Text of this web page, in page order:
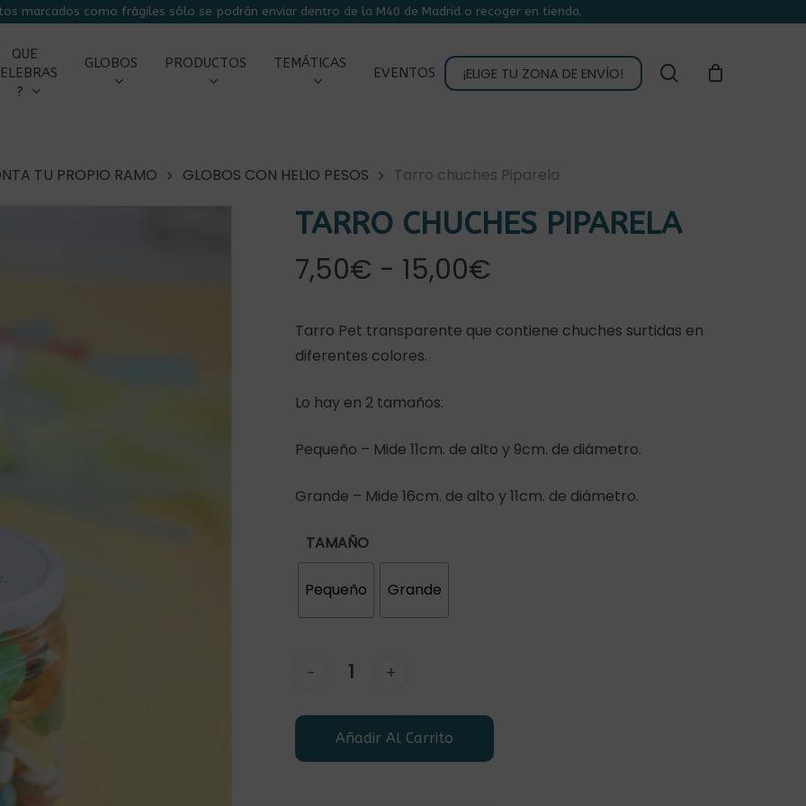
marcados como frágiles sólo se podrán enviar dentro de la M40 de Madrid o recoger en tienda.
QUE
?
GLOBOS PRODUCTOS TEMÁTICAS
EVENTOS ¡ELIGE TU ZONA DE ENVÍO! buscar
TU PROPIO RAMO GLOBOS CON HELIO PESOS Tarro chuches Piparela
TARRO CHUCHES PIPARELA
7,50€ - 15,00€
precios:
Tarro Pet transparente que contiene chuches surtidas en
diferentes colores.
Lo hay en 2 tamaños:
Pequeño – Mide 11cm. de alto y 9cm. de diámetro.
Grande – Mide 16cm. de alto y 11cm. de diámetro.
TAMAÑO
Pequeño Grande
Añadir Al Carrito